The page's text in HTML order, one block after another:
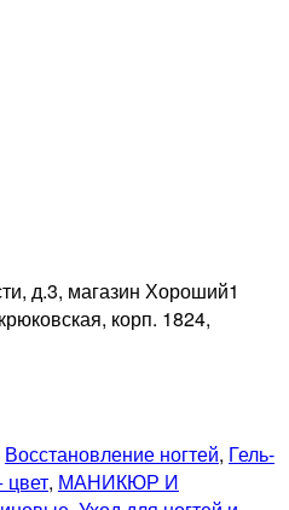
д.3, магазин Хороший1
корп. 1824,
Восстановление ногтей, Гель-
цвет, МАНИКЮР И